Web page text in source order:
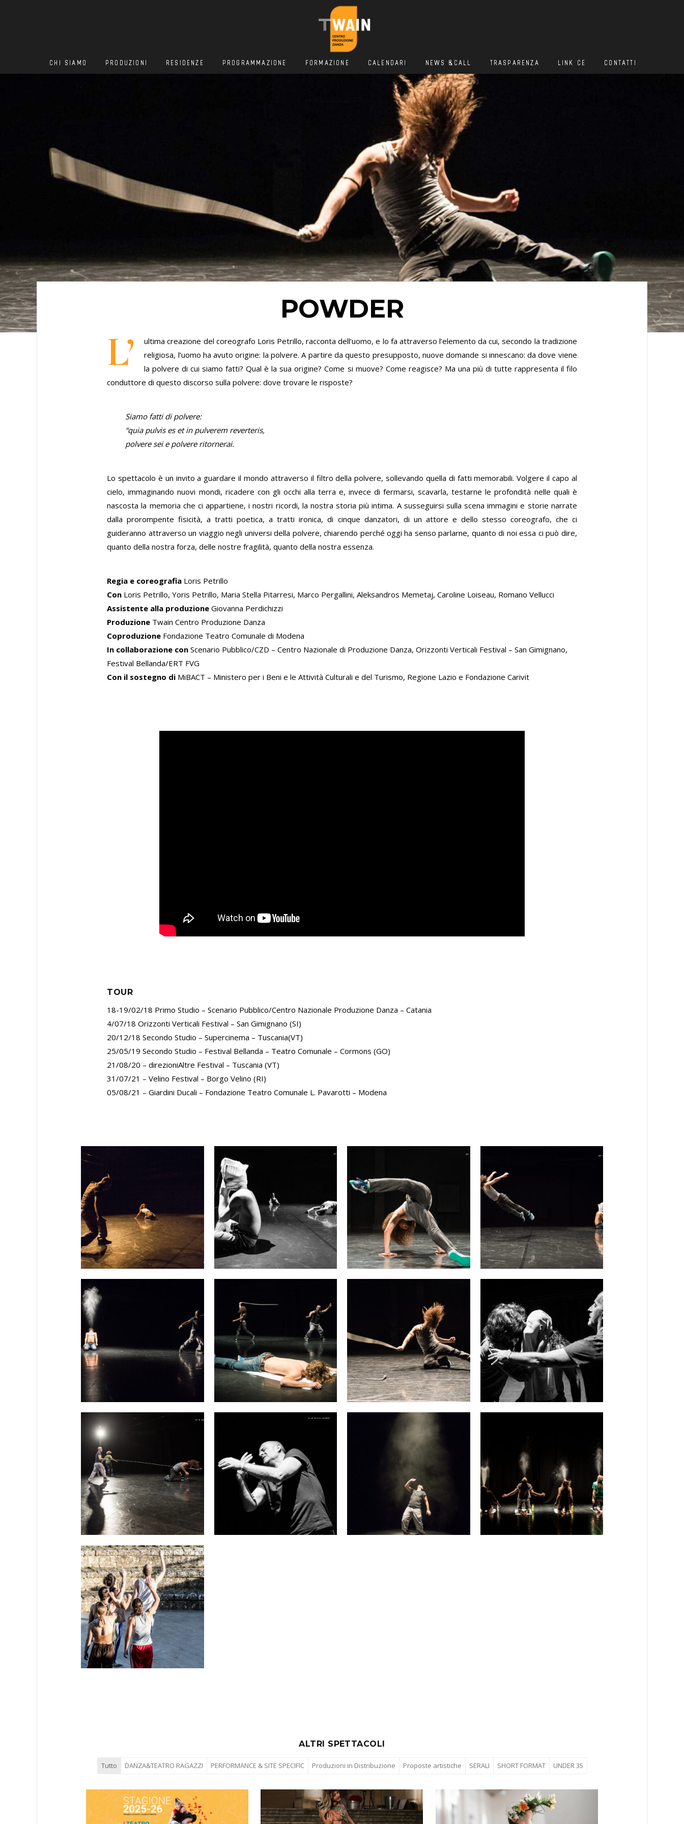
CHI SIAMO PRODUZIONI RESIDENZE PROGRAMMAZIONE FORMAZIONE CALENDARI NEWS &CALL TRASPARENZA LINK CE CONTATTI
POWDER
L’
ultima creazione del coreografo Loris Petrillo, racconta dell’uomo, e lo fa attraverso l’elemento da cui, secondo la tradizione
religiosa, l’uomo ha avuto origine: la polvere. A partire da questo presupposto, nuove domande si innescano: da dove viene
la polvere di cui siamo fatti? Qual è la sua origine? Come si muove? Come reagisce? Ma una più di tutte rappresenta il filo
conduttore di questo discorso sulla polvere: dove trovare le risposte?
Siamo fatti di polvere:
“quia pulvis es et in pulverem reverteris,
polvere sei e polvere ritornerai.
Lo spettacolo è un invito a guardare il mondo attraverso il filtro della polvere, sollevando quella di fatti memorabili. Volgere il capo al
cielo, immaginando nuovi mondi, ricadere con gli occhi alla terra e, invece di fermarsi, scavarla, testarne le profondità nelle quali è
nascosta la memoria che ci appartiene, i nostri ricordi, la nostra storia più intima. A susseguirsi sulla scena immagini e storie narrate
dalla prorompente fisicità, a tratti poetica, a tratti ironica, di cinque danzatori, di un attore e dello stesso coreografo, che ci
guideranno attraverso un viaggio negli universi della polvere, chiarendo perché oggi ha senso parlarne, quanto di noi essa ci può dire,
quanto della nostra forza, delle nostre fragilità, quanto della nostra essenza.
Regia e coreografia Loris Petrillo
Con Loris Petrillo, Yoris Petrillo, Maria Stella Pitarresi, Marco Pergallini, Aleksandros Memetaj, Caroline Loiseau, Romano Vellucci
Assistente alla produzione Giovanna Perdichizzi
Produzione Twain Centro Produzione Danza
Coproduzione Fondazione Teatro Comunale di Modena
In collaborazione conScenario Pubblico/CZD – Centro Nazionale di Produzione Danza, Orizzonti Verticali Festival – San Gimignano,
Festival Bellanda/ERT FVG
Con il sostegno di MiBACT – Ministero per i Beni e le Attività Culturali e del Turismo, Regione Lazio e Fondazione Carivit
TOUR
18-19/02/18 Primo Studio – Scenario Pubblico/Centro Nazionale Produzione Danza – Catania
4/07/18 Orizzonti Verticali Festival – San Gimignano (SI)
20/12/18 Secondo Studio – Supercinema – Tuscania(VT)
25/05/19 Secondo Studio – Festival Bellanda – Teatro Comunale – Cormons (GO)
21/08/20 – direzioniAltre Festival – Tuscania (VT)
31/07/21 – Velino Festival – Borgo Velino (RI)
05/08/21 – Giardini Ducali – Fondazione Teatro Comunale L. Pavarotti – Modena
ALTRI SPETTACOLI
Tutto DANZA&TEATRO RAGAZZI PERFORMANCE & SITE SPECIFIC Produzioni in Distribuzione Proposte artistiche SERALI SHORT FORMAT UNDER 35